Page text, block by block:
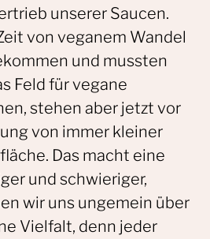
unserer Saucen.
von veganem Wandel
und mussten
Feld für vegane
stehen aber jetzt vor
von immer kleiner
Das macht eine
und schwieriger,
wir uns ungemein über
Vielfalt, denn jeder